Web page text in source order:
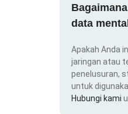
data
Apakah Anda
jaringan atau
penelusuran,
untuk
Hubungi kami